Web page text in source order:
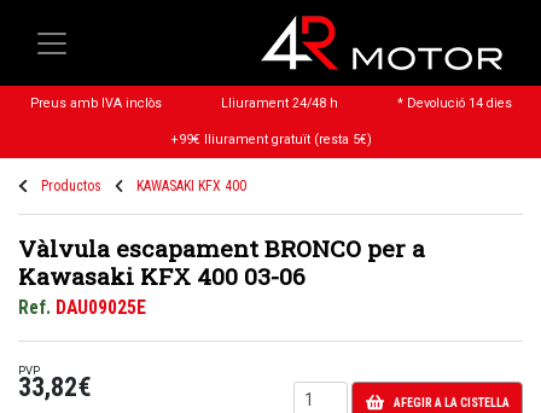
Preus amb IVA inclòs Lliurament 24/48 h * Devolució 14 dies
+99€ lliurament gratuït (resta 5€)
Productos KAWASAKI KFX 400
Vàlvula escapament BRONCO per a
Kawasaki KFX 400 03-06
Ref. DAU09025E
PVP
33,82€
AFEGIR A LA CISTELLA